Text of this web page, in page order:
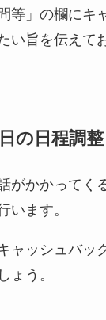
等」の欄にキ
い旨を伝えて
の日程調整
がかかってく
います。
ャッシュバッ
ょう。